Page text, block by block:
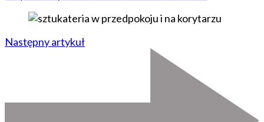
Następny artykuł